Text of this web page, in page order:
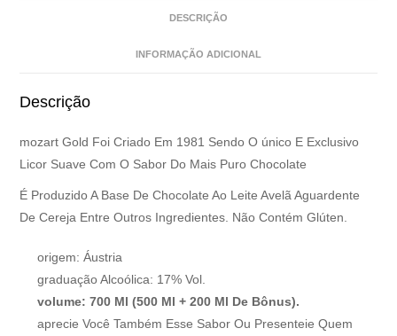
DESCRIÇÃO
INFORMAÇÃO ADICIONAL
Descrição
mozart Gold Foi Criado Em 1981 Sendo O único E Exclusivo
Licor Suave Com O Sabor Do Mais Puro Chocolate
É Produzido A Base De Chocolate Ao Leite Avelã Aguardente
De Cereja Entre Outros Ingredientes. Não Contém Glúten.
origem: Áustria
graduação Alcoólica: 17% Vol.
volume: 700 Ml (500 Ml + 200 Ml De Bônus).
aprecie Você Também Esse Sabor Ou Presenteie Quem